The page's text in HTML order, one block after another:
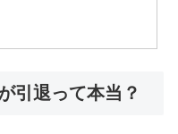
引退って本当？